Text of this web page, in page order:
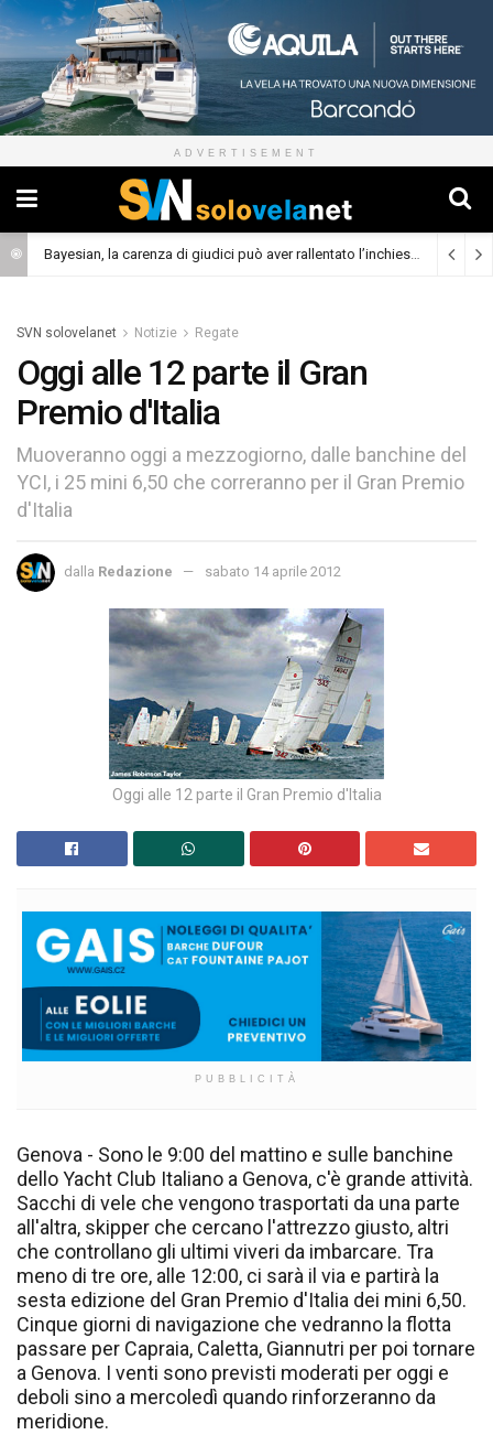
ADVERTISEMENT
Bayesian, la carenza di giudici può aver rallentato l’inchiesta (Cronaca)
SVN solovelanet Notizie Regate
Oggi alle 12 parte il Gran
Premio d'Italia
Muoveranno oggi a mezzogiorno, dalle banchine del
YCI, i 25 mini 6,50 che correranno per il Gran Premio
d'Italia
dalla Redazione sabato 14 aprile 2012
Oggi alle 12 parte il Gran Premio d'Italia
PUBBLICITÀ
Genova - Sono le 9:00 del mattino e sulle banchine
dello Yacht Club Italiano a Genova, c'è grande attività.
Sacchi di vele che vengono trasportati da una parte
all'altra, skipper che cercano l'attrezzo giusto, altri
che controllano gli ultimi viveri da imbarcare. Tra
meno di tre ore, alle 12:00, ci sarà il via e partirà la
sesta edizione del Gran Premio d'Italia dei mini 6,50.
Cinque giorni di navigazione che vedranno la flotta
passare per Capraia, Caletta, Giannutri per poi tornare
a Genova. I venti sono previsti moderati per oggi e
deboli sino a mercoledì quando rinforzeranno da
meridione.